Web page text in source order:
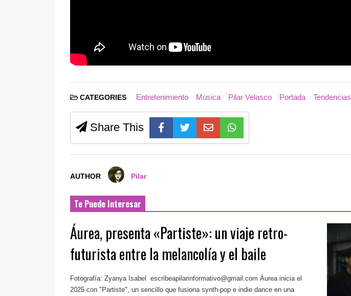
CATEGORIES Entretenimiento Música Pilar Velasco Portada Tendencias
Share This
AUTHOR Pilar
Te Puede Interesar
Áurea, presenta «Partiste»: un viaje retro-
futurista entre la melancolía y el baile
Fotografía: Zyanya Isabelescribeapilarinformativo@gmail.com Áurea inicia el
2025 con "Partiste", un sencillo que fusiona synth-pop e indie dance en una